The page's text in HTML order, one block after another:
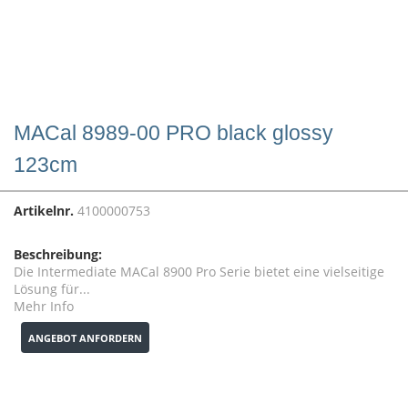
MACal 8989-00 PRO black glossy
123cm
Artikelnr. 4100000753
Beschreibung:
Die Intermediate MACal 8900 Pro Serie bietet eine vielseitige
Lösung für...
Mehr Info
ANGEBOT ANFORDERN